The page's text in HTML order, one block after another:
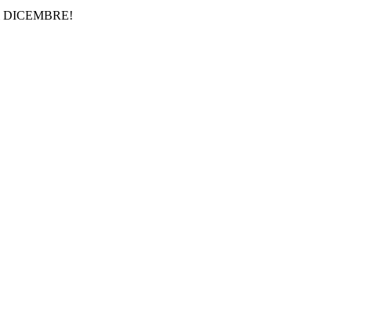
DICEMBRE!